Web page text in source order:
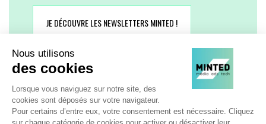
JE DÉCOUVRE LES NEWSLETTERS MINTED !
1 … 7 8 9 10